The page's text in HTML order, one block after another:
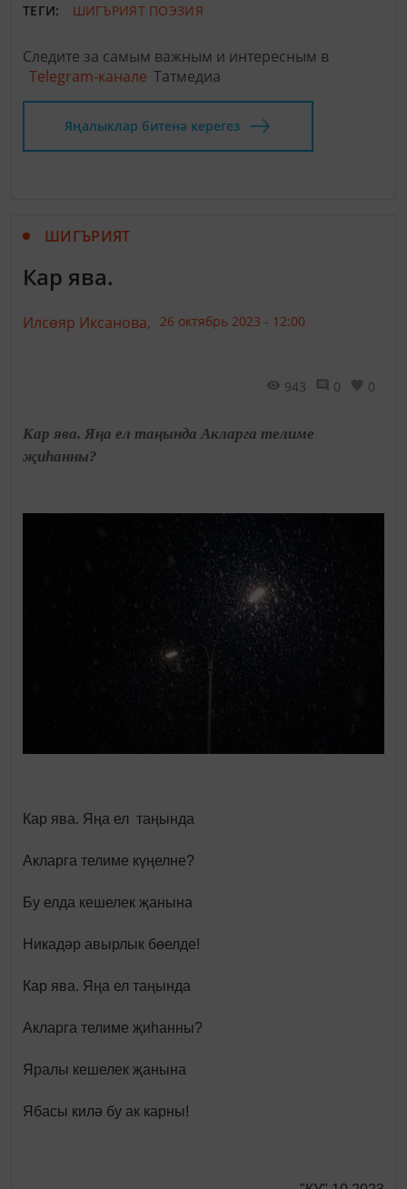
ТЕГИ: ШИГЪРИЯТ ПОЭЗИЯ
Следите за самым важным и интересным в
Telegram-канале Татмедиа
Яңалыклар битенә керегез
ШИГЪРИЯТ
Кар ява.
Илсөяр Иксанова, 26 октябрь 2023 - 12:00
943 0 0
Кар ява. Яңа ел таңында Акларга телиме
җиһанны?
Кар ява. Яңа ел таңында
Акларга телиме күңелне?
Бу елда кешелек җанына
Никадәр авырлык бөелде!
Кар ява. Яңа ел таңында
Акларга телиме җиһанны?
Яралы кешелек җанына
Ябасы килә бу ак карны!